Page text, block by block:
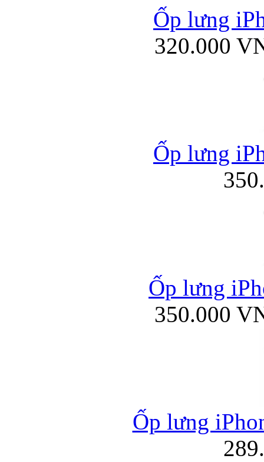
Ốp lưng
320.000
Ốp lưng
Ốp lưng
350.000
Ốp lưng